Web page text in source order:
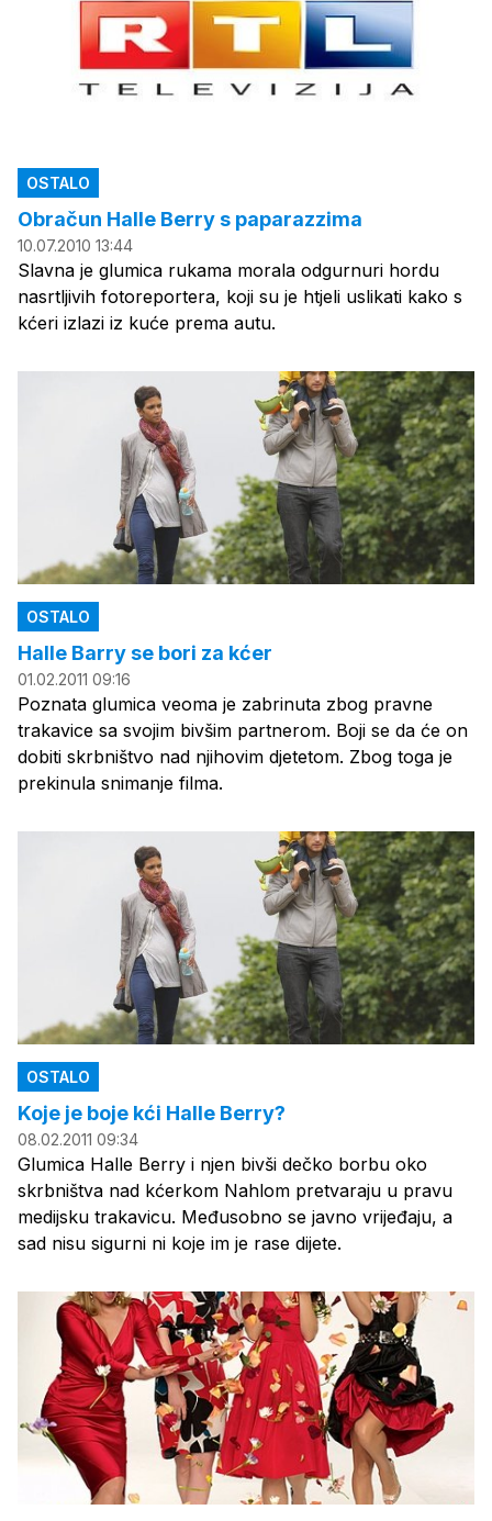
OSTALO
Obračun Halle Berry s paparazzima
10.07.2010 13:44
Slavna je glumica rukama morala odgurnuri hordu
nasrtljivih fotoreportera, koji su je htjeli uslikati kako s
kćeri izlazi iz kuće prema autu.
OSTALO
Halle Barry se bori za kćer
01.02.2011 09:16
Poznata glumica veoma je zabrinuta zbog pravne
trakavice sa svojim bivšim partnerom. Boji se da će on
dobiti skrbništvo nad njihovim djetetom. Zbog toga je
prekinula snimanje filma.
OSTALO
Koje je boje kći Halle Berry?
08.02.2011 09:34
Glumica Halle Berry i njen bivši dečko borbu oko
skrbništva nad kćerkom Nahlom pretvaraju u pravu
medijsku trakavicu. Međusobno se javno vrijeđaju, a
sad nisu sigurni ni koje im je rase dijete.